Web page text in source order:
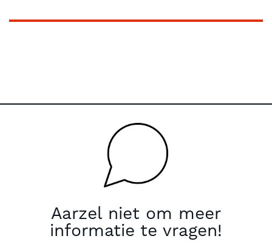
Aarzel niet om meer
informatie te vragen!